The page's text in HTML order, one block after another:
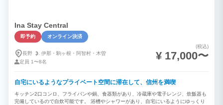
Ina Stay Central
即予約 オンライン決済
長野 伊那・ 駒ヶ根・ 阿智村・ 木曽
定員 1〜8名
(税込)
¥ 17,000〜
自宅にいるようなプライベート空間に滞在して、信州を満喫
キッチン2口コンロ、フライパンや鍋、食器類があり、冷蔵庫や電子レンジ、炊飯器も
完備しているので自炊可能です。 浴槽やシャワーがあり、自宅にいるようにゆっくり